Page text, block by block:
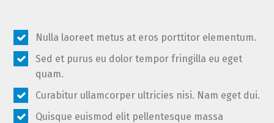
Nulla laoreet metus at eros porttitor elementum.
Sed et purus eu dolor tempor fringilla eu eget
quam.
Curabitur ullamcorper ultricies nisi. Nam eget dui.
Quisque euismod elit pellentesque massa